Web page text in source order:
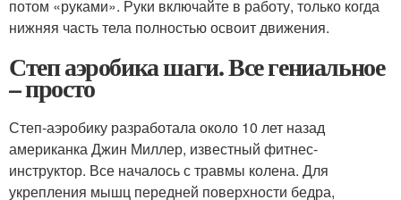
потом «руками». Руки включайте в работу, только когда
нижняя часть тела полностью освоит движения.
Степ аэробика шаги. Все гениальное
– просто
Степ-аэробику разработала около 10 лет назад
американка Джин Миллер, известный фитнес-
инструктор. Все началось с травмы колена. Для
укрепления мышц передней поверхности бедра,